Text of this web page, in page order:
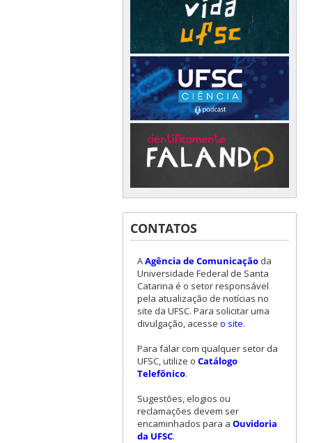
CONTATOS
AAgência de Comunicaçãoda
Universidade Federal de Santa
Catarina é o setor responsável
pela atualização de notícias no
site da UFSC. Para solicitar uma
divulgação, acesse o site.
Para falar com qualquer setor da
UFSC, utilize o Catálogo
Telefônico.
Sugestões, elogios ou
reclamações devem ser
encaminhados para a Ouvidoria
da UFSC.